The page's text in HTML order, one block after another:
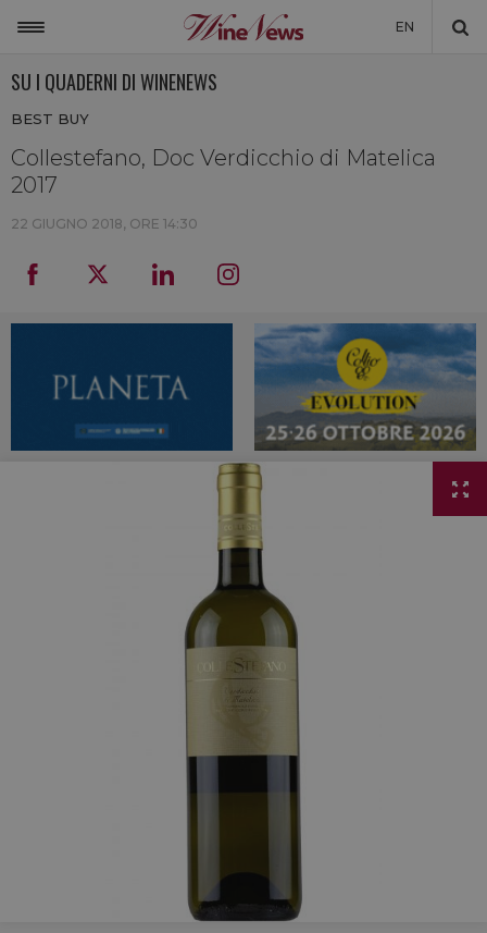
EN
NON SOLO VINO
WINENEWS TV
SU I QUADERNI DI WINENEWS
BEST BUY
Collestefano, Doc Verdicchio di Matelica
2017
22 GIUGNO 2018, ORE 14:30